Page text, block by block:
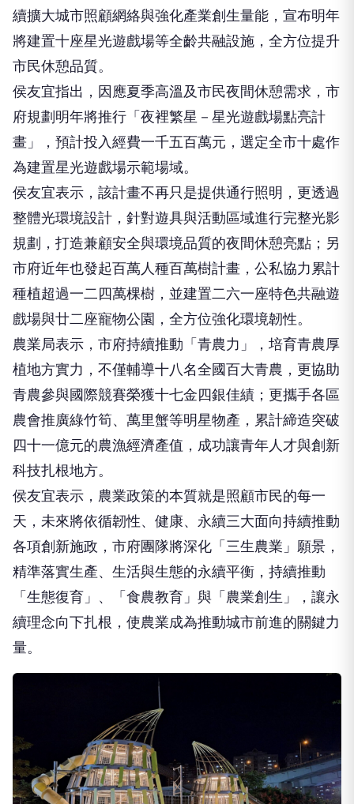
續擴大城市照顧網絡與強化產業創生量能，宣布明年
將建置十座星光遊戲場等全齡共融設施，全方位提升
市民休憩品質。
侯友宜指出，因應夏季高溫及市民夜間休憩需求，市
府規劃明年將推行「夜裡繁星－星光遊戲場點亮計
畫」，預計投入經費一千五百萬元，選定全市十處作
為建置星光遊戲場示範場域。
侯友宜表示，該計畫不再只是提供通行照明，更透過
整體光環境設計，針對遊具與活動區域進行完整光影
規劃，打造兼顧安全與環境品質的夜間休憩亮點；另
市府近年也發起百萬人種百萬樹計畫，公私協力累計
種植超過一二四萬棵樹，並建置二六一座特色共融遊
戲場與廿二座寵物公園，全方位強化環境韌性。
農業局表示，市府持續推動「青農力」，培育青農厚
植地方實力，不僅輔導十八名全國百大青農，更協助
青農參與國際競賽榮獲十七金四銀佳績；更攜手各區
農會推廣綠竹筍、萬里蟹等明星物產，累計締造突破
四十一億元的農漁經濟產值，成功讓青年人才與創新
科技扎根地方。
侯友宜表示，農業政策的本質就是照顧市民的每一
天，未來將依循韌性、健康、永續三大面向持續推動
各項創新施政，市府團隊將深化「三生農業」願景，
精準落實生產、生活與生態的永續平衡，持續推動
「生態復育」、「食農教育」與「農業創生」，讓永
續理念向下扎根，使農業成為推動城市前進的關鍵力
量。